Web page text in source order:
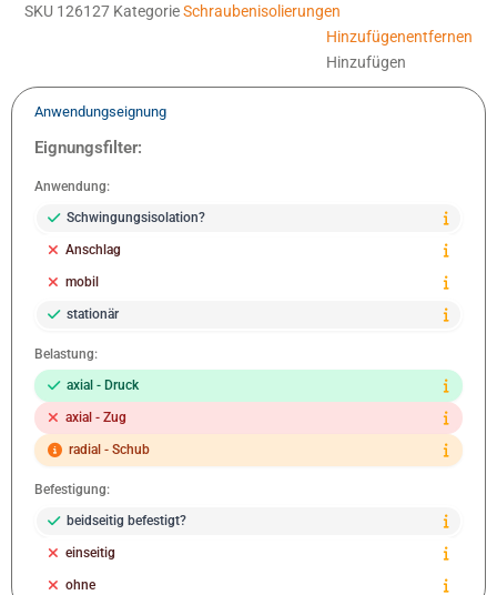
Hinzufügenentfernen
Hinzufügen
SKU 126127 Kategorie Schraubenisolierungen
Anwendungseignung
Eignungsfilter:
Anwendung:
Schwingungsisolation?
Anschlag
mobil
stationär
Belastung:
axial - Druck
axial - Zug
radial - Schub
Befestigung:
beidseitig befestigt?
einseitig
ohne